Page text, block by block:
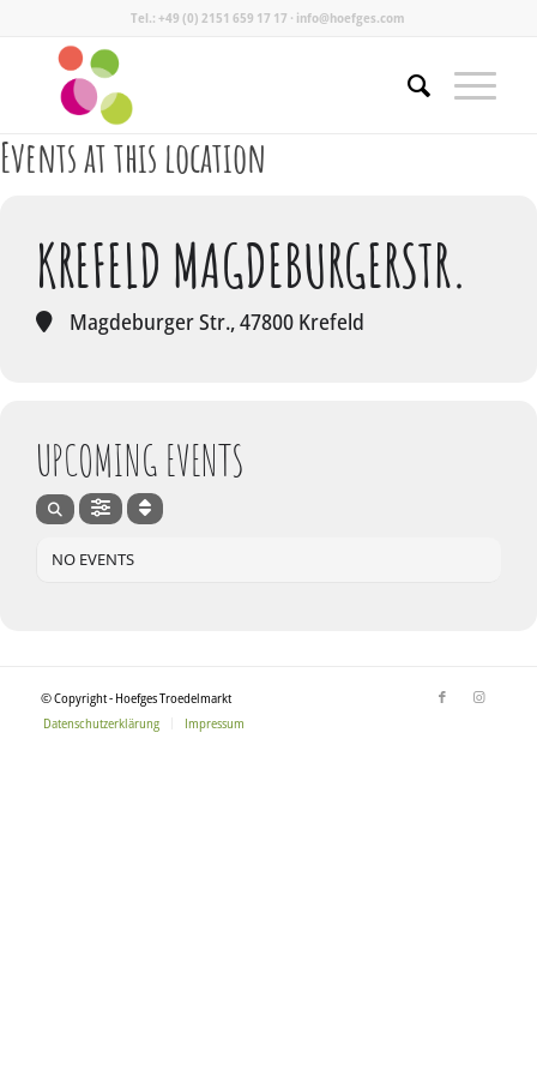
Tel.: +49 (0) 2151 659 17 17 · info@hoefges.com
Events at this location
KREFELD MAGDEBURGERSTR.
Magdeburger Str., 47800 Krefeld
UPCOMING EVENTS
NO EVENTS
© Copyright - Hoefges Troedelmarkt
Datenschutzerklärung
Impressum